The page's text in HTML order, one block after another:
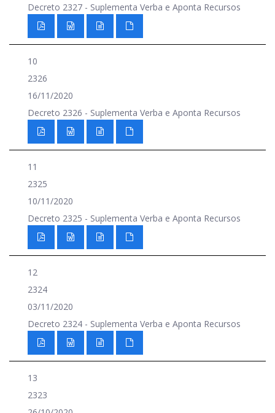
Decreto 2327 - Suplementa Verba e Aponta Recursos
10
2326
16/11/2020
Decreto 2326 - Suplementa Verba e Aponta Recursos
11
2325
10/11/2020
Decreto 2325 - Suplementa Verba e Aponta Recursos
12
2324
03/11/2020
Decreto 2324 - Suplementa Verba e Aponta Recursos
13
2323